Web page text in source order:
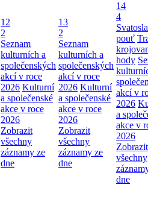
12
2
Seznam
kulturních a
společenských
akcí v roce
2026 Kulturní
a společenské
akce v roce
2026
Zobrazit
všechny
záznamy ze
dne
13
2
Seznam
kulturních a
společenských
akcí v roce
2026 Kulturní
a společenské
akce v roce
2026
Zobrazit
všechny
záznamy ze
dne
14
4
pouť
hody
akcí v
2026
a
akce v
2026
Zobrazit
všechny
dne